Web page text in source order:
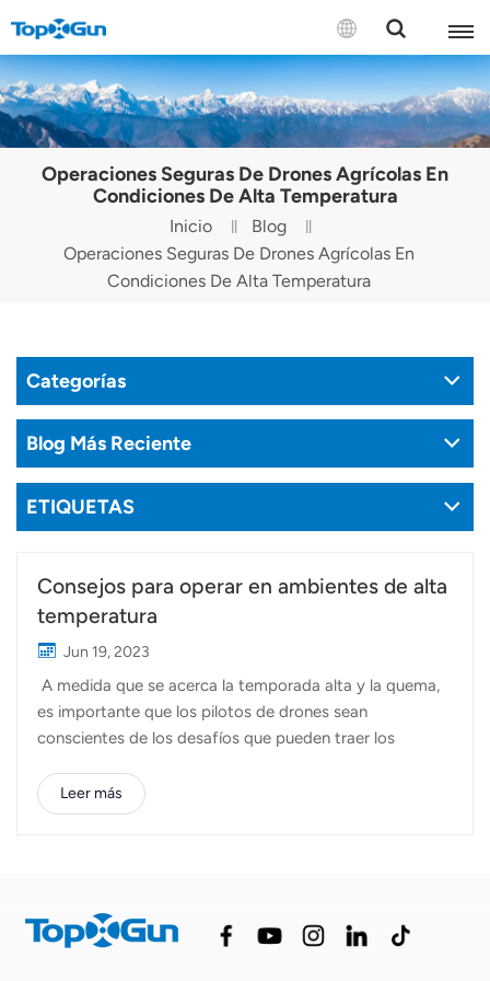
CONTÁCTENOS
English
Español
Русский
Português(Portugal)
Operaciones Seguras De Drones Agrícolas En
Condiciones De Alta Temperatura
Inicio
Blog
Operaciones Seguras De Drones Agrícolas En
Condiciones De Alta Temperatura
Categorías
Blog Más Reciente
ETIQUETAS
Consejos para operar en ambientes de alta
temperatura
Jun 19, 2023
A medida que se acerca la temporada alta y la quema,
es importante que los pilotos de drones sean
conscientes de los desafíos que pueden traer los
velocidad de carga, cargador/baterías sobrecalentados
o pantalla negra/reinicio RC a menudo se pueden atribuir
en condiciones de alta temperatura. Cuidado de la
batería:Controle la temperatura de la batería: si la
Leer más